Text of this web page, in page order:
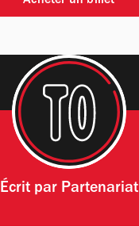
Écrit par Partenariat